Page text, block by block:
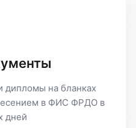
дипломы на бланках
в ФИС ФРДО в
дней